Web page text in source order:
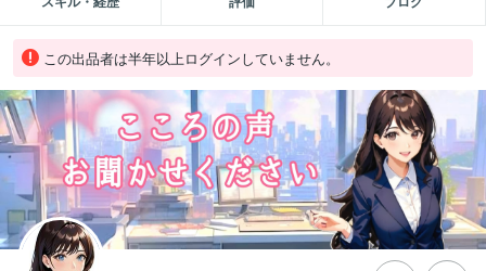
この出品者は半年以上ログインしていません。